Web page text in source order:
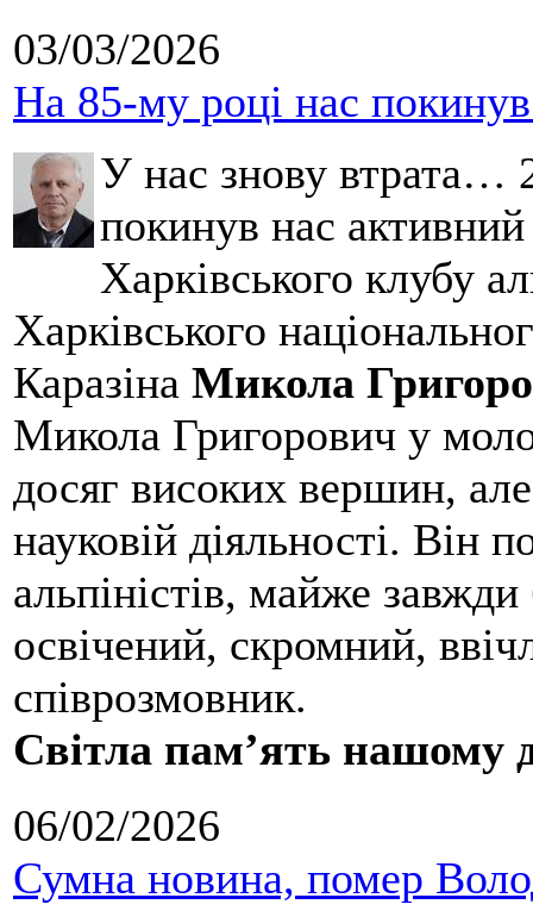
03/03/2026
На 85-му році нас
У нас знову втрата…
покинув нас
Харківського клубу
Харківського
Каразіна Микола
Микола Григорович у
досяг високих вершин,
науковій діяльності. Він
альпіністів, майже
освічений, скромний,
співрозмовник.
Світла пам’ять нашому
06/02/2026
Сумна новина, помер